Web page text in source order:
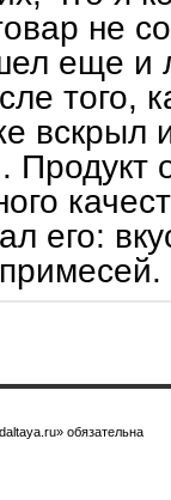
не
еще и
того,
вскрыл
Продукт
его:
обязательна